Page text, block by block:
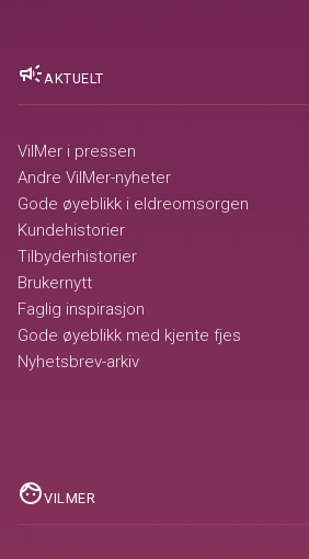
campaign AKTUELT
VilMer i pressen
Andre VilMer-nyheter
Gode øyeblikk i eldreomsorgen
Kundehistorier
Tilbyderhistorier
Brukernytt
Faglig inspirasjon
Gode øyeblikk med kjente fjes
Nyhetsbrev-arkiv
faceVILMER